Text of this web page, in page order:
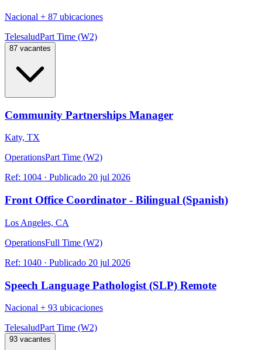
Nacional + 87 ubicaciones
TelesaludPart Time (W2)
87 vacantes
Community Partnerships Manager
Katy, TX
OperationsPart Time (W2)
Ref: 1004 · Publicado 20 jul 2026
Front Office Coordinator - Bilingual (Spanish)
Los Angeles, CA
OperationsFull Time (W2)
Ref: 1040 · Publicado 20 jul 2026
Speech Language Pathologist (SLP) Remote
Nacional + 93 ubicaciones
TelesaludPart Time (W2)
93 vacantes